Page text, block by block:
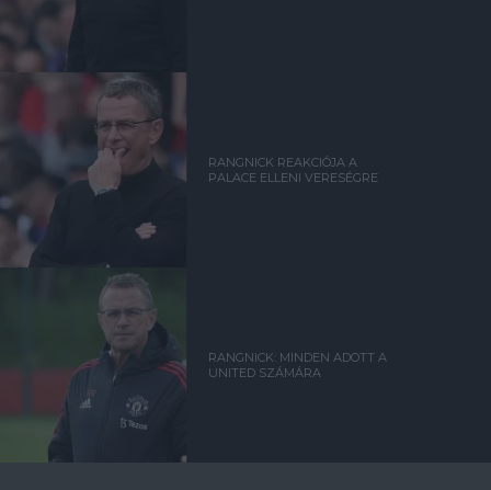
RANGNICK REAKCIÓJA A
PALACE ELLENI VERESÉGRE
RANGNICK: MINDEN ADOTT A
UNITED SZÁMÁRA